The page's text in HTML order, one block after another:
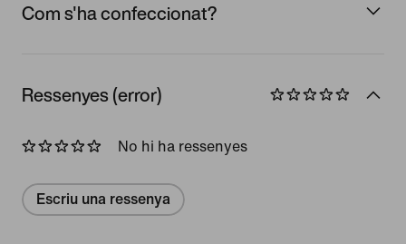
Com s'ha confeccionat?
Ressenyes (error)
No hi ha ressenyes
Escriu una ressenya